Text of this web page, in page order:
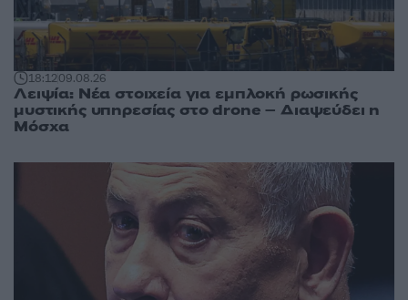
18:1209.08.26
Λειψία: Νέα στοιχεία για εμπλοκή ρωσικής
μυστικής υπηρεσίας στο drone – Διαψεύδει η
Μόσχα